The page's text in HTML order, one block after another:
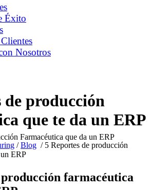
Éxito
Nosotros
de producción
que te da un ERP
/Blog / 5 Reportes de producción
ERP
producción farmacéutica